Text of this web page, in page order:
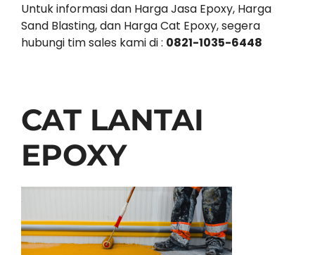
Untuk informasi dan Harga Jasa Epoxy, Harga
Sand Blasting, dan Harga Cat Epoxy, segera
hubungi tim sales kami di : 0821-1035-6448
CAT LANTAI
EPOXY